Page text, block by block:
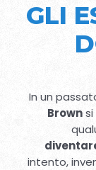
GLI
In un
Brown
intento,